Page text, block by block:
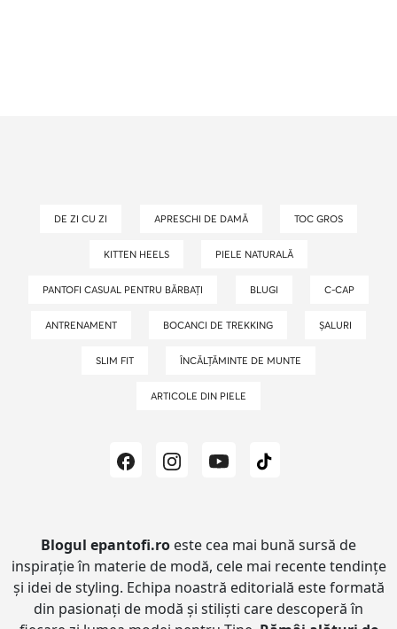
DE ZI CU ZI APRESCHI DE DAMĂ TOC GROS
KITTEN HEELS PIELE NATURALĂ
PANTOFI CASUAL PENTRU BĂRBAȚI BLUGI C-CAP
ANTRENAMENT BOCANCI DE TREKKING ȘALURI
SLIM FIT ÎNCĂLȚĂMINTE DE MUNTE
ARTICOLE DIN PIELE
Blogul epantofi.ro este cea mai bună sursă de
inspirație în materie de modă, cele mai recente tendințe
și idei de styling. Echipa noastră editorială este formată
din pasionați de modă și stiliști care descoperă în